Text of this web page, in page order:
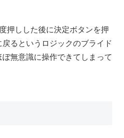
押しした後に決定ボタンを押
るというロジックのブライド
無意識に操作できてしまって